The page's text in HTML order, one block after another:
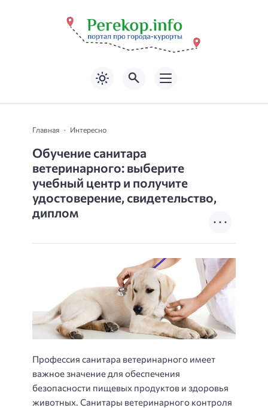
Главная Интересно
Обучение санитара
ветеринарного: выберите
учебный центр и получите
удостоверение, свидетельство,
диплом
Профессия санитара ветеринарного имеет
важное значение для обеспечения
безопасности пищевых продуктов и здоровья
животных. Санитары ветеринарного контроля